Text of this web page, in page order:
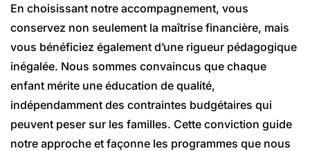
En choisissant notre accompagnement, vous
conservez non seulement la maîtrise financière, mais
vous bénéficiez également d’une rigueur pédagogique
inégalée. Nous sommes convaincus que chaque
enfant mérite une éducation de qualité,
indépendamment des contraintes budgétaires qui
peuvent peser sur les familles. Cette conviction guide
notre approche et façonne les programmes que nous